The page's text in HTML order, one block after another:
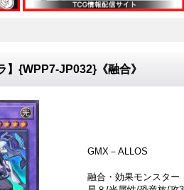
{WPP7-JP032}《融合》
GMX－ALLOS
融合・効果モンスター